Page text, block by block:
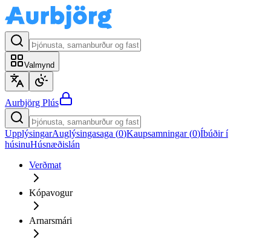
Valmynd
Aurbjörg Plús
UpplýsingarAuglýsingasaga (0)Kaupsamningar (0)Íbúðir í
húsinuHúsnæðislán
Verðmat
Kópavogur
Arnarsmári